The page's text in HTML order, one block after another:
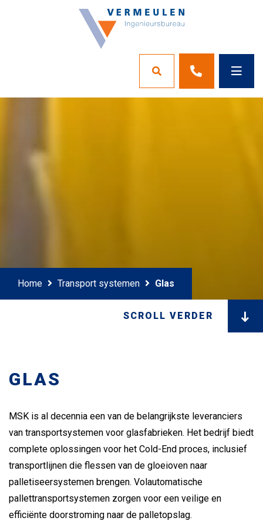
Home Transport systemen Glas
SCROLL VERDER
GLAS
MSK is al decennia een van de belangrijkste leveranciers
van transportsystemen voor glasfabrieken. Het bedrijf biedt
complete oplossingen voor het Cold-End proces, inclusief
transportlijnen die flessen van de gloeioven naar
palletiseersystemen brengen. Volautomatische
pallettransportsystemen zorgen voor een veilige en
efficiënte doorstroming naar de palletopslag.